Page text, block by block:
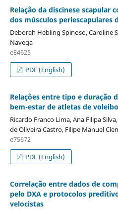
Relação da discinese scapular
dos músculos periescapulares
Deborah Hebling Spinoso, Caroline
Navega
e84625
PDF (English)
Relações entre tipo e duração
bem-estar de atletas de
Ricardo Franco Lima, Ana Filipa
de Oliveira Castro, Filipe Manuel
e75672
PDF (English)
Correlação entre dados de
pelo DXA e protocolos
velocistas